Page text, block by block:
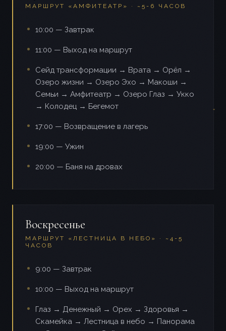
МАРШРУТ «АМФИТЕАТР» · ~5-6 ЧАСОВ
10:00 — Завтрак
11:00 — Выход на маршрут
Сейд трансформации → Врата → Орёл →
Озеро жизни → Озеро Эхо → Макоши →
Семьи → Амфитеатр → Озеро Глаз → Укко
→ Колодец → Бегемот
17:00 — Возвращение в лагерь
19:00 — Ужин
20:00 — Баня на дровах
Воскресенье
МАРШРУТ «ЛЕСТНИЦА В НЕБО» · ~4-5
ЧАСОВ
9:00 — Завтрак
10:00 — Выход на маршрут
Глаз → Денежный → Орех → Здоровья →
Скамейка → Лестница в небо → Панорама